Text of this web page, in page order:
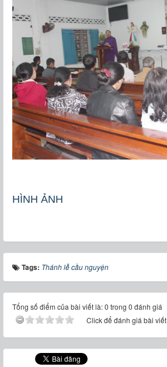
HÌNH ẢNH
Tags: Thánh lễ cầu nguyện
Tổng số điểm của bài viết là: 0 trong 0 đánh giá
Click để đánh giá bài viết